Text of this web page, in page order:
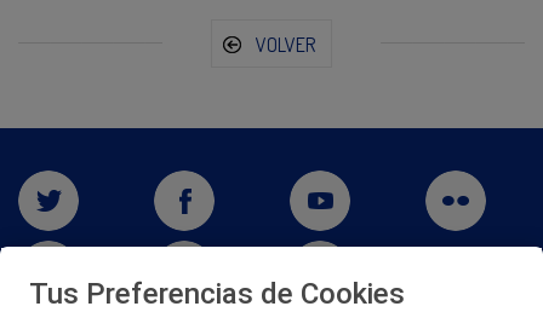
VOLVER
Tus Preferencias de Cookies